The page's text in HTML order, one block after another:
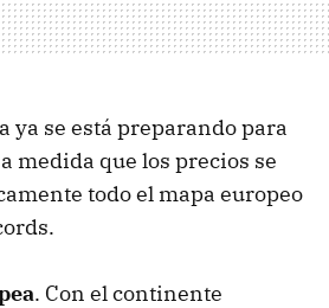
ya se está preparando para
a medida que los precios se
todo el mapa europeo
. Con el continente